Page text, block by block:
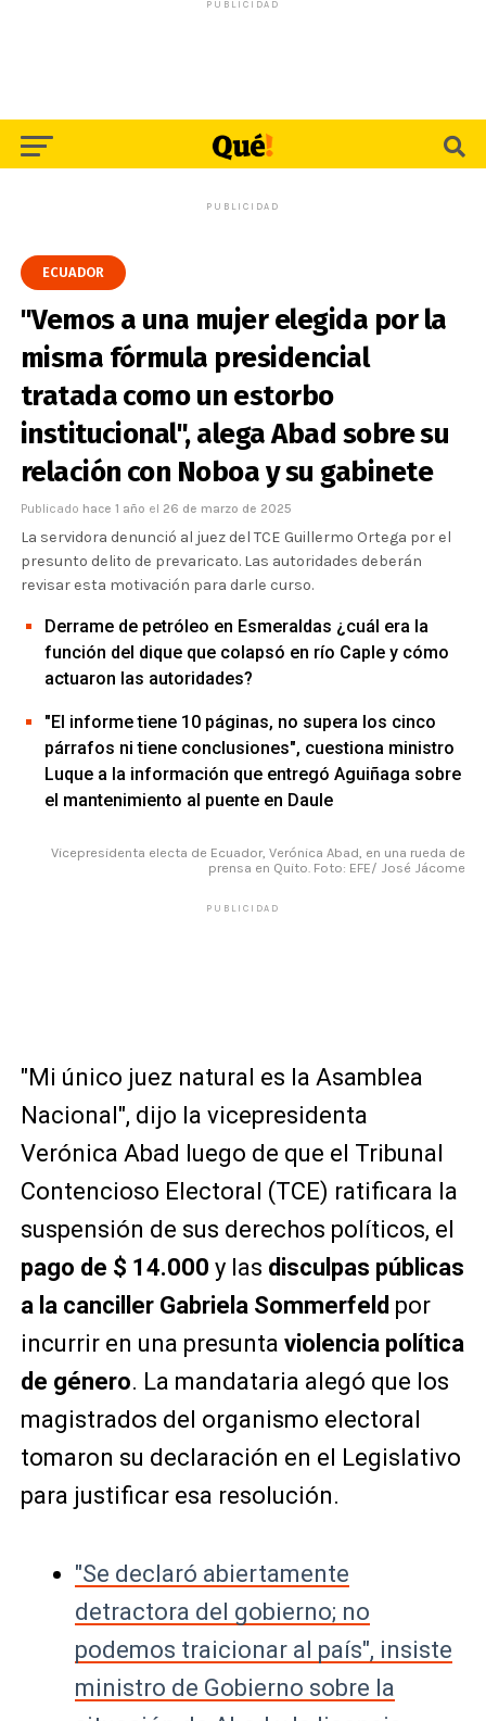
PUBLICIDAD
PUBLICIDAD
ECUADOR
"Vemos a una mujer elegida por la
misma fórmula presidencial
tratada como un estorbo
institucional", alega Abad sobre su
relación con Noboa y su gabinete
Publicado hace 1 año el 26 de marzo de 2025
La servidora denunció al juez del TCE Guillermo Ortega por el
presunto delito de prevaricato. Las autoridades deberán
revisar esta motivación para darle curso.
Derrame de petróleo en Esmeraldas ¿cuál era la
función del dique que colapsó en río Caple y cómo
actuaron las autoridades?
"El informe tiene 10 páginas, no supera los cinco
párrafos ni tiene conclusiones", cuestiona ministro
Luque a la información que entregó Aguiñaga sobre
el mantenimiento al puente en Daule
Vicepresidenta electa de Ecuador, Verónica Abad, en una rueda de
prensa en Quito. Foto: EFE/ José Jácome
PUBLICIDAD
"Mi único juez natural es la Asamblea
Nacional", dijo la vicepresidenta
Verónica Abad luego de que el Tribunal
Contencioso Electoral (TCE) ratificara la
suspensión de sus derechos políticos, el
pago de $ 14.000 y las disculpas públicas
a la canciller Gabriela Sommerfeld por
incurrir en una presunta violencia política
de género. La mandataria alegó que los
magistrados del organismo electoral
tomaron su declaración en el Legislativo
para justificar esa resolución.
"Se declaró abiertamente
detractora del gobierno; no
podemos traicionar al país", insiste
ministro de Gobierno sobre la